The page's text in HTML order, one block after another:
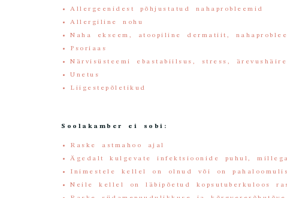
Allergeenidest põhjustatud nahaprobleemid
Allergiline nohu
Naha ekseem, atoopiline dermatiit,
Psoriaas
Närvisüsteemi ebastabiilsus, stress,
Unetus
Liigestepõletikud
Soolakamber ei sobi:
Raske astmahoo ajal
Ägedalt kulgevate infektsioonide puhul,
Inimestele kellel on olnud või on
Neile kellel on läbipõetud kopsutuberkuloos